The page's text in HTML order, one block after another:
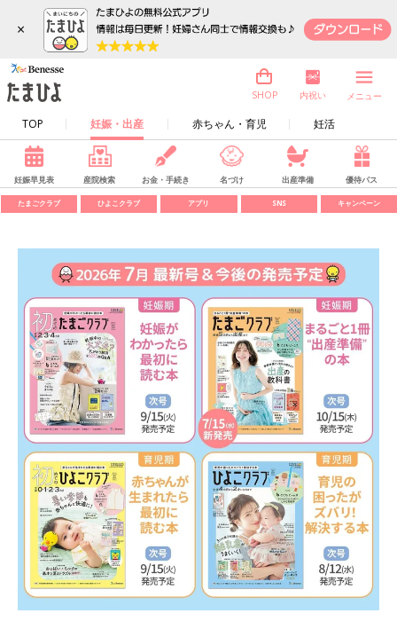
×
TOP 妊娠・出産 赤ちゃん・育児 妊活
SHOP 内祝い メニュー
妊娠早見表 産院検索 お金・手続き 名づけ 出産準備 優待パス
たまごクラブ ひよこクラブ アプリ SNS キャンペーン